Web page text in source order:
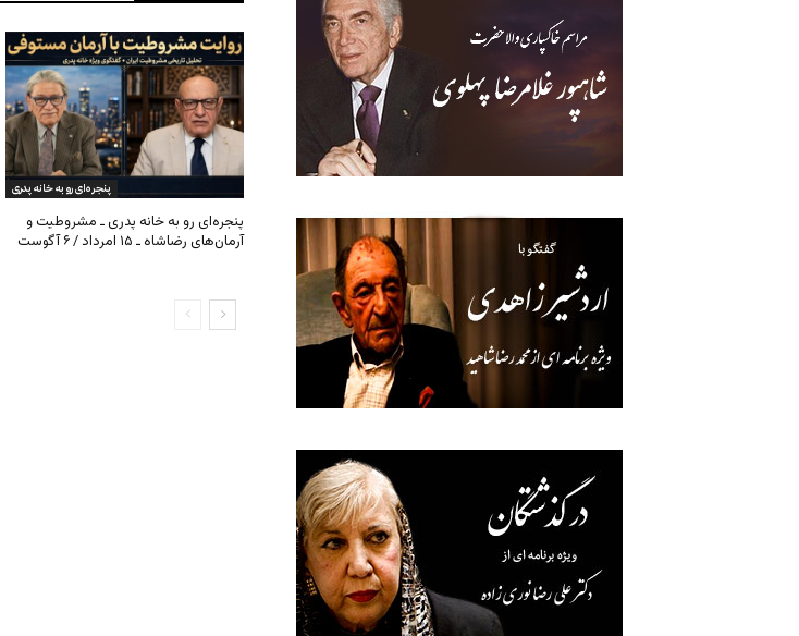
پنجره‌ای رو به خانه پدری
پنجره‌ای رو به خانه پدری ـ مشروطیت و
آرمان‌های رضاشاه ـ ۱۵ امرداد / ۶ آگوست